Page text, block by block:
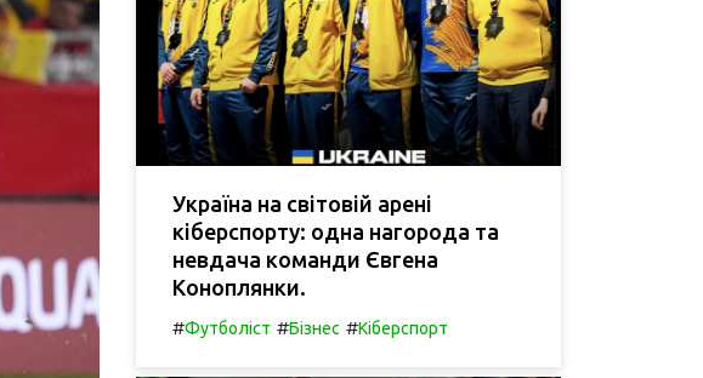
Україна на світовій арені
кіберспорту: одна нагорода та
невдача команди Євгена
Коноплянки.
#Футболіст #Бізнес #Кіберспорт